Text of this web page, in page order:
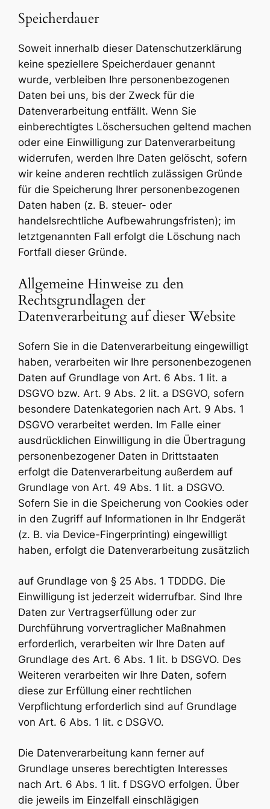
Speicherdauer
Soweit innerhalb dieser Datenschutzerklärung
keine speziellere Speicherdauer genannt
wurde, verbleiben Ihre personenbezogenen
Daten bei uns, bis der Zweck für die
Datenverarbeitung entfällt. Wenn Sie
einberechtigtes Löschersuchen geltend machen
oder eine Einwilligung zur Datenverarbeitung
widerrufen, werden Ihre Daten gelöscht, sofern
wir keine anderen rechtlich zulässigen Gründe
für die Speicherung Ihrer personenbezogenen
Daten haben (z. B. steuer- oder
handelsrechtliche Aufbewahrungsfristen); im
letztgenannten Fall erfolgt die Löschung nach
Fortfall dieser Gründe.
Allgemeine Hinweise zu den
Rechtsgrundlagen der
Datenverarbeitung auf dieser Website
Sofern Sie in die Datenverarbeitung eingewilligt
haben, verarbeiten wir Ihre personenbezogenen
Daten auf Grundlage von Art. 6 Abs. 1 lit. a
DSGVO bzw. Art. 9 Abs. 2 lit. a DSGVO, sofern
besondere Datenkategorien nach Art. 9 Abs. 1
DSGVO verarbeitet werden. Im Falle einer
ausdrücklichen Einwilligung in die Übertragung
personenbezogener Daten in Drittstaaten
erfolgt die Datenverarbeitung außerdem auf
Grundlage von Art. 49 Abs. 1 lit. a DSGVO.
Sofern Sie in die Speicherung von Cookies oder
in den Zugriff auf Informationen in Ihr Endgerät
(z. B. via Device-Fingerprinting) eingewilligt
haben, erfolgt die Datenverarbeitung zusätzlich
auf Grundlage von § 25 Abs. 1 TDDDG. Die
Einwilligung ist jederzeit widerrufbar. Sind Ihre
Daten zur Vertragserfüllung oder zur
Durchführung vorvertraglicher Maßnahmen
erforderlich, verarbeiten wir Ihre Daten auf
Grundlage des Art. 6 Abs. 1 lit. b DSGVO. Des
Weiteren verarbeiten wir Ihre Daten, sofern
diese zur Erfüllung einer rechtlichen
Verpflichtung erforderlich sind auf Grundlage
von Art. 6 Abs. 1 lit. c DSGVO.
Die Datenverarbeitung kann ferner auf
Grundlage unseres berechtigten Interesses
nach Art. 6 Abs. 1 lit. f DSGVO erfolgen. Über
die jeweils im Einzelfall einschlägigen